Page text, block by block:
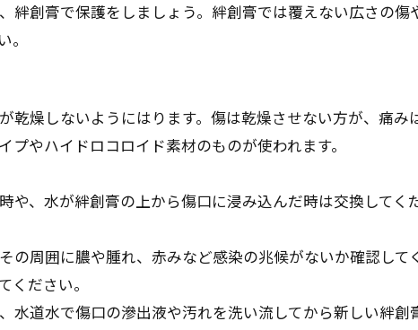
絆創膏で保護をしましょう。絆創膏では覆えない広さの傷
乾燥しないようにはります。傷は乾燥させない方が、痛
プやハイドロコロイド素材のものが使われます。
や、水が絆創膏の上から傷口に浸み込んだ時は交換してく
の周囲に膿や腫れ、赤みなど感染の兆候がないか確認し
ください。
道水で傷口の滲出液や汚れを洗い流してから新しい絆創